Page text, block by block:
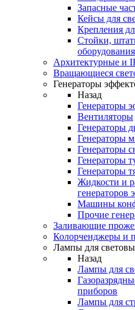
Запасные
Кейсы для
Крепления
Стойки,
оборудования
Архитектурные и
Вращающиеся
Генераторы
Назад
Генераторы
Вентиляторы
Генераторы
Генераторы
Генераторы
Генераторы
Генераторы
Жидкости и
генераторов
Машины
Прочие
Заливающие
Колорченджеры и
Лампы для
Назад
Лампы для
приборов
Лампы для